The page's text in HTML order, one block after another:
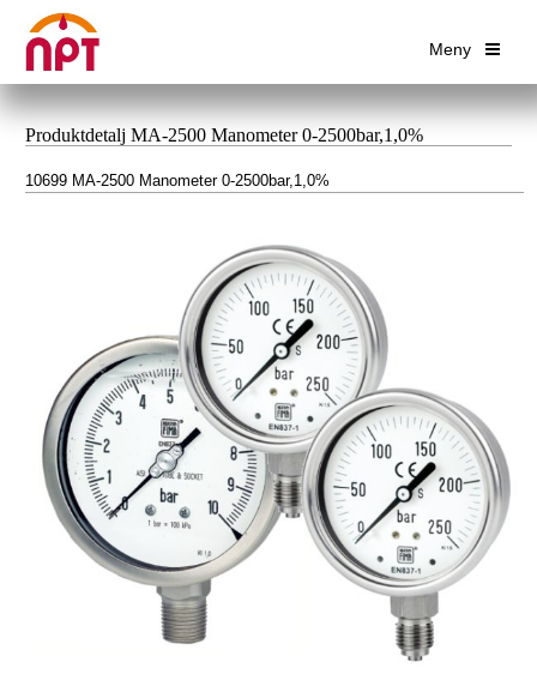
Meny
Produktdetalj MA-2500 Manometer 0-2500bar,1,0%
10699 MA-2500 Manometer 0-2500bar,1,0%